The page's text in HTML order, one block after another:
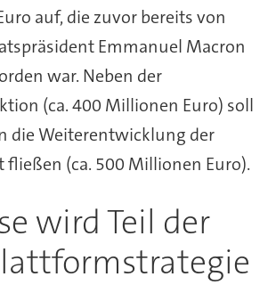
auf, die zuvor bereits von
Emmanuel Macron
war. Neben der
(ca. 400 Millionen Euro) soll
die Weiterentwicklung der
(ca. 500 Millionen Euro).
wird Teil der